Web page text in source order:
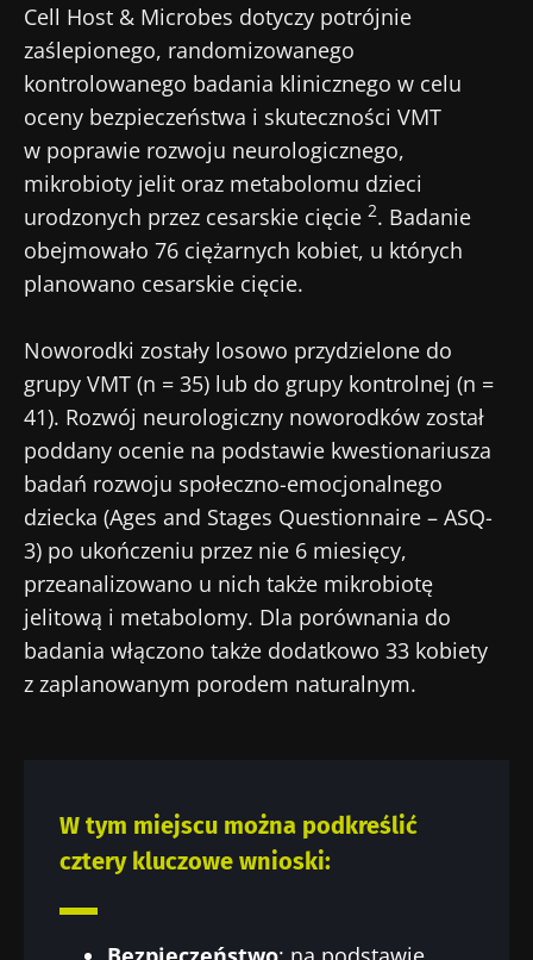
Cell Host & Microbes dotyczy potrójnie
zaślepionego, randomizowanego
kontrolowanego badania klinicznego w celu
oceny bezpieczeństwa i skuteczności VMT
w poprawie rozwoju neurologicznego,
mikrobioty jelit oraz metabolomu dzieci
urodzonych przez cesarskie cięcie 2. Badanie
obejmowało 76 ciężarnych kobiet, u których
planowano cesarskie cięcie.
Noworodki zostały losowo przydzielone do
grupy VMT (n = 35) lub do grupy kontrolnej (n =
41). Rozwój neurologiczny noworodków został
poddany ocenie na podstawie kwestionariusza
badań rozwoju społeczno-emocjonalnego
dziecka (Ages and Stages Questionnaire – ASQ-
3) po ukończeniu przez nie 6 miesięcy,
przeanalizowano u nich także mikrobiotę
jelitową i metabolomy. Dla porównania do
badania włączono także dodatkowo 33 kobiety
z zaplanowanym porodem naturalnym.
W tym miejscu można podkreślić
cztery kluczowe wnioski:
Bądź na bieżąco
„Microbiota Digest” i „Magazyn dla
pracowników służby zdrowia”, aby być na
bieżąco z najnowszymi informacjami o
Nie odchodź tak
szybko!
Dołącz do społeczności mikrobioty dla
pracowników ochrony zdrowia i odbieraj
„Microbiota Digest” i „Magazyn dla
pracowników służby zdrowia”, aby być na
bieżąco z najnowszymi informacjami o
Biocodexu